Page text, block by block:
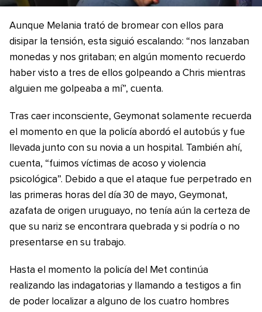
Aunque Melania trató de bromear con ellos para
disipar la tensión, esta siguió escalando: “nos lanzaban
monedas y nos gritaban; en algún momento recuerdo
haber visto a tres de ellos golpeando a Chris mientras
alguien me golpeaba a mí”, cuenta.
Tras caer inconsciente, Geymonat solamente recuerda
el momento en que la policía abordó el autobús y fue
llevada junto con su novia a un hospital. También ahí,
cuenta, “fuimos víctimas de acoso y violencia
psicológica”. Debido a que el ataque fue perpetrado en
las primeras horas del día 30 de mayo, Geymonat,
azafata de origen uruguayo, no tenía aún la certeza de
que su nariz se encontrara quebrada y si podría o no
presentarse en su trabajo.
Hasta el momento la policía del Met continúa
realizando las indagatorias y llamando a testigos a fin
de poder localizar a alguno de los cuatro hombres